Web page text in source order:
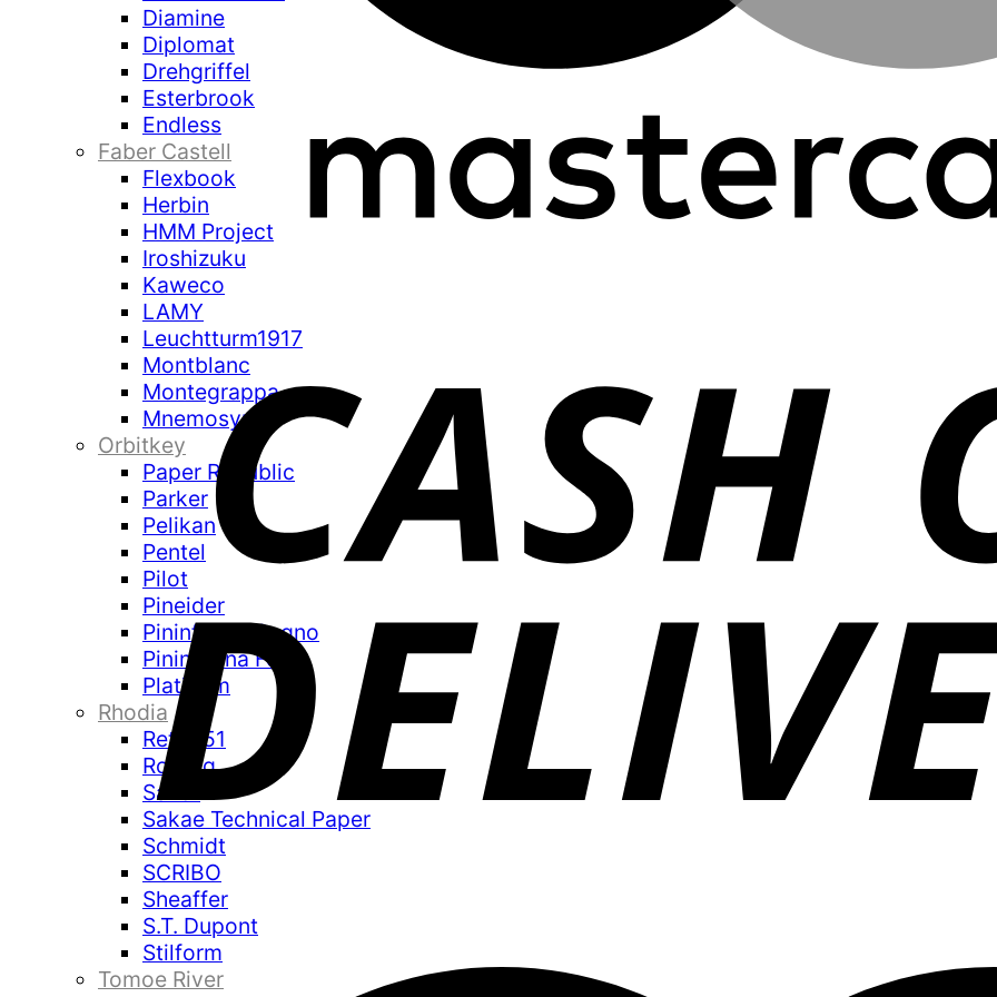
Diamine
Diplomat
Drehgriffel
Esterbrook
Endless
Faber Castell
Flexbook
Herbin
HMM Project
Iroshizuku
Kaweco
LAMY
Leuchtturm1917
Montblanc
Montegrappa
Mnemosyne
Orbitkey
Paper Republic
Parker
Pelikan
Pentel
Pilot
Pineider
Pininfarina Segno
Pininfarina Folio
Platinum
Rhodia
Retro 51
Rotring
Sailor
Sakae Technical Paper
Schmidt
SCRIBO
Sheaffer
S.T. Dupont
Stilform
Tomoe River